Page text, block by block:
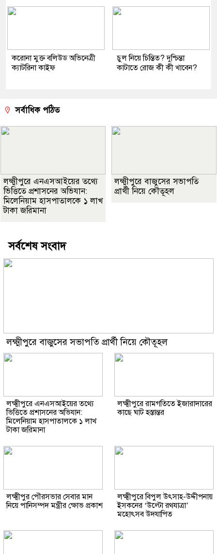
করোনা মুক্ত বলিউড অভিনেত্রী
ক্যাটরিনা কাইফ
চুল নিয়ে চিন্তিত? দুশ্চিন্তা
কাটাতে রোজ কী কী খাবেন?
সর্বাধিক পঠিত
লক্ষ্মীপুরে এনএসআইয়ের তথ্যে
ভিত্তিতে প্রশাসনের অভিযান:
মিলেনিয়াম হাসপাতালকে ১ লাখ
টাকা জরিমানা
লক্ষ্মীপুরে বাজুসের সভাপতি
প্রার্থী নিয়ে কৌতূহল
সর্বশেষ সংবাদ
লক্ষ্মীপুরে বাজুসের সভাপতি প্রার্থী নিয়ে কৌতূহল
লক্ষ্মীপুরে এনএসআইয়ের তথ্যে
ভিত্তিতে প্রশাসনের অভিযান:
মিলেনিয়াম হাসপাতালকে ১ লাখ
টাকা জরিমানা
লক্ষ্মীপুরে রামগতিতে ইজারাদারের
কাছে ঘাট হস্তান্তর
লক্ষ্মীপুর পৌরসভার সেবার মান
নিয়ে পানিসম্পদ মন্ত্রীর ক্ষোভ প্রকাশ
লক্ষ্মীপুরে বিপুল উৎসাহ-উদ্দীপনায়
ইসকনের ‘উল্টো রথযাত্রা’
মহোৎসব উদযাপিত